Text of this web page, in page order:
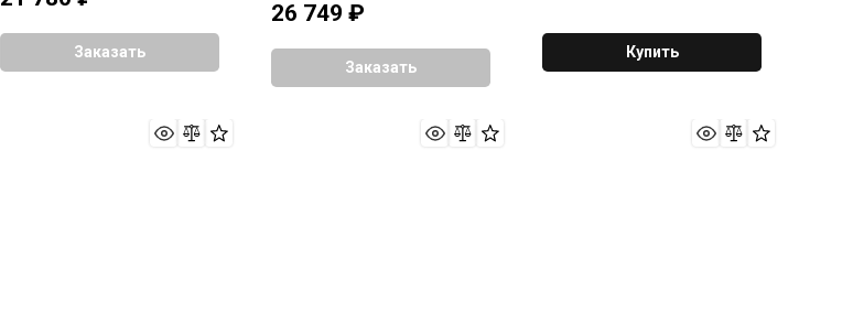
Заказать
26 749 ₽
Заказать
Купить